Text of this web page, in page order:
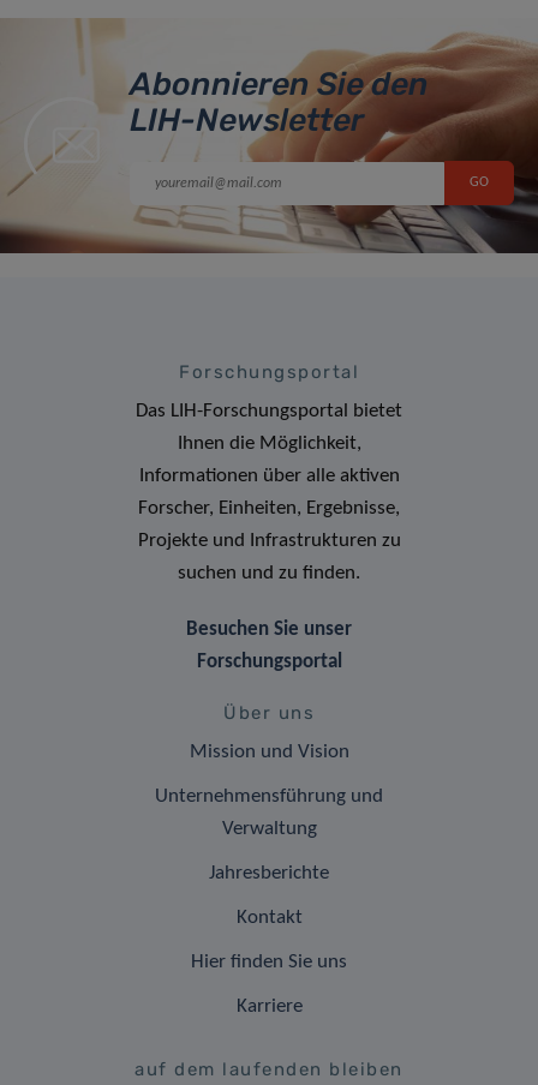
Abonnieren Sie den
LIH-Newsletter
Forschungsportal
Das LIH-Forschungsportal bietet
Ihnen die Möglichkeit,
Informationen über alle aktiven
Forscher, Einheiten, Ergebnisse,
Projekte und Infrastrukturen zu
suchen und zu finden.
Besuchen Sie unser
Forschungsportal
Über uns
Mission und Vision
Unternehmensführung und
Verwaltung
Jahresberichte
Kontakt
Hier finden Sie uns
Karriere
auf dem laufenden bleiben